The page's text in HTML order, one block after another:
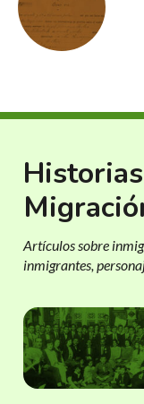
Artículos sobre
inmigrantes,